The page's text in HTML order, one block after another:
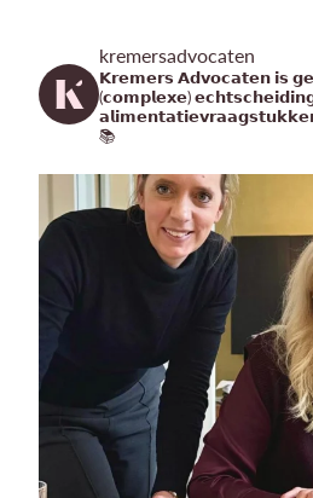
kremersadvocaten
𝗞𝗿𝗲𝗺𝗲𝗿𝘀 𝗔𝗱𝘃𝗼𝗰𝗮𝘁𝗲𝗻 𝗶𝘀
(𝗰𝗼𝗺𝗽𝗹𝗲𝘅𝗲)
📚